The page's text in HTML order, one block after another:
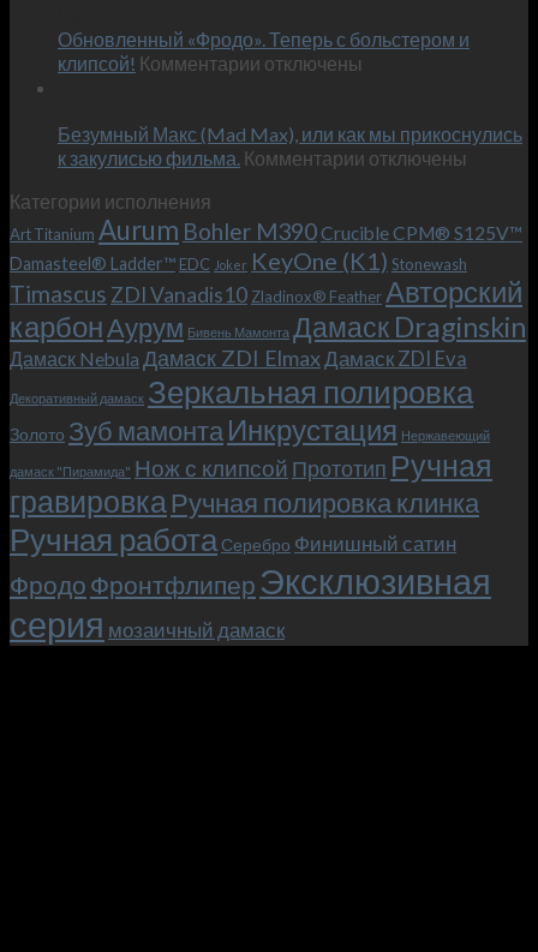
–
и
KeyOne
Обновленный «Фродо». Теперь с больстером и
клипсой! Комментарии к
«Фродо».
Теперь
и
клипсой!
отключены
Безумный Макс (Mad Max), или как мы прикоснулись
к закулисью фильма. Комментарии к
Макс
(Mad
Max),
или
как
мы
прикоснулись
к
фильма.
отключены
Категории исполнения
Art Titanium Aurum Bohler M390Crucible CPM® S125V™
Damasteel® Ladder™ EDC Joker KeyOne (K1) Stonewash
Timascus ZDI Vanadis10 Zladinox® FeatherАвторский
карбонАурум Бивень Мамонта Дамаск Draginskin
Дамаск Nebula Дамаск ZDI ElmaxДамаск ZDI Eva
Декоративный дамаск Зеркальная полировка
Золото Зуб мамонтаИнкрустация Нержавеющий
дамаск "Пирамида" Нож с клипсой Прототип Ручная
гравировкаРучная полировка клинка
Ручная работа Серебро Финишный сатин
Фродо Фронтфлипер Эксклюзивная
серия мозаичный дамаск